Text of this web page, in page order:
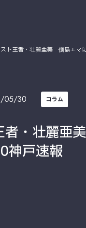
ト王者・壮麗亜美 儛島エマ
05/30 コラム
者・壮麗亜
神戸速報